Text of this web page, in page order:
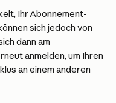
Ihr Abonnement-
sich jedoch von
dann am
anmelden, um Ihren
an einem anderen